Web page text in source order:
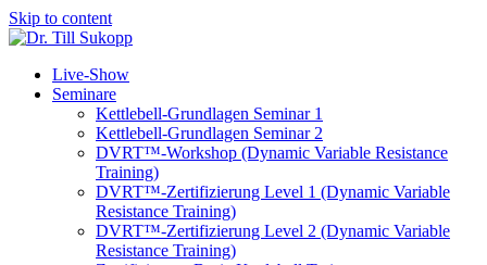
Skip to content
Live-Show
Seminare
Kettlebell-Grundlagen Seminar 1
Kettlebell-Grundlagen Seminar 2
DVRT™-Workshop (Dynamic Variable Resistance
Training)
DVRT™-Zertifizierung Level 1 (Dynamic Variable
Resistance Training)
DVRT™-Zertifizierung Level 2 (Dynamic Variable
Resistance Training)